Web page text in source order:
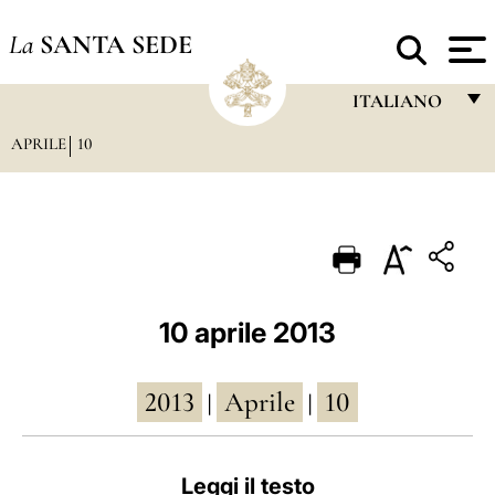
La SANTA SEDE
ITALIANO
PORTUGUÊS
APRILE 10
10 aprile 2013
2013 Aprile 10
Leggi il testo